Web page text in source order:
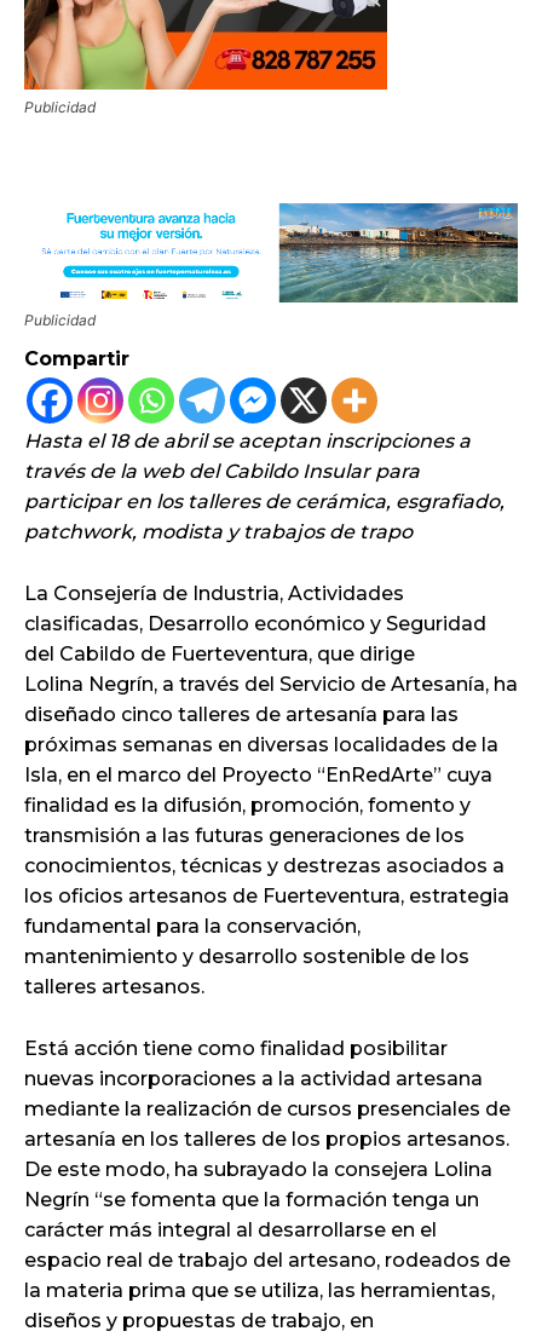
Publicidad
Publicidad
Compartir
Hasta el 18 de abril se aceptan inscripciones a
través de la web del Cabildo Insular para
participar en los talleres de cerámica, esgrafiado,
patchwork, modista y trabajos de trapo
La Consejería de Industria, Actividades
clasificadas, Desarrollo económico y Seguridad
del Cabildo de Fuerteventura, que dirige
Lolina Negrín, a través del Servicio de Artesanía, ha
diseñado cinco talleres de artesanía para las
próximas semanas en diversas localidades de la
Isla, en el marco del Proyecto “EnRedArte” cuya
finalidad es la difusión, promoción, fomento y
transmisión a las futuras generaciones de los
conocimientos, técnicas y destrezas asociados a
los oficios artesanos de Fuerteventura, estrategia
fundamental para la conservación,
mantenimiento y desarrollo sostenible de los
talleres artesanos.
Está acción tiene como finalidad posibilitar
nuevas incorporaciones a la actividad artesana
mediante la realización de cursos presenciales de
artesanía en los talleres de los propios artesanos.
De este modo, ha subrayado la consejera Lolina
Negrín “se fomenta que la formación tenga un
carácter más integral al desarrollarse en el
espacio real de trabajo del artesano, rodeados de
la materia prima que se utiliza, las herramientas,
diseños y propuestas de trabajo, en